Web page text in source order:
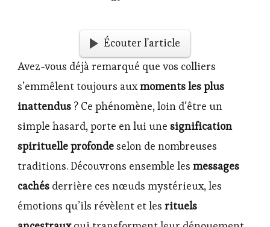
Écouter l'article
Avez-vous déjà remarqué que vos colliers
s’emmêlent toujours auxmoments les plus
inattendus ? Ce phénomène, loin d’être un
simple hasard, porte en lui une signification
spirituelle profondeselon de nombreuses
traditions. Découvrons ensemble les messages
cachés derrière ces nœuds mystérieux, les
émotions qu’ils révèlent et les rituels